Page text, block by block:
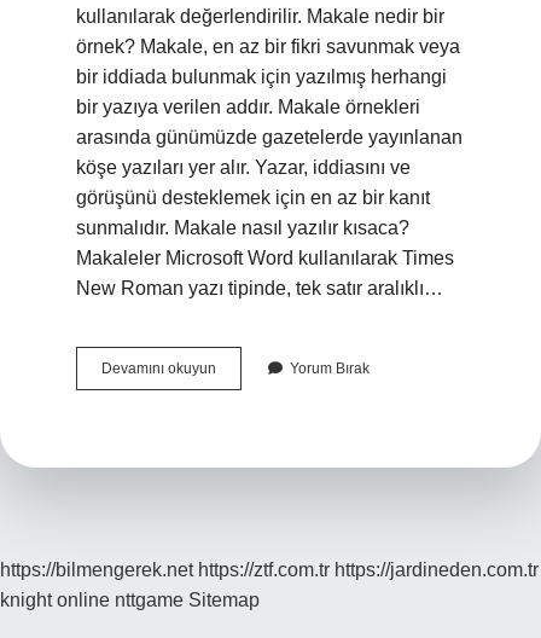
kullanılarak değerlendirilir. Makale nedir bir
örnek? Makale, en az bir fikri savunmak veya
bir iddiada bulunmak için yazılmış herhangi
bir yazıya verilen addır. Makale örnekleri
arasında günümüzde gazetelerde yayınlanan
köşe yazıları yer alır. Yazar, iddiasını ve
görüşünü desteklemek için en az bir kanıt
sunmalıdır. Makale nasıl yazılır kısaca?
Makaleler Microsoft Word kullanılarak Times
New Roman yazı tipinde, tek satır aralıklı…
Devamını okuyun
Makale
Yorum Bırak
https://bilmengerek.net https://ztf.com.tr https://jardineden.com.tr
knight online nttgame Sitemap